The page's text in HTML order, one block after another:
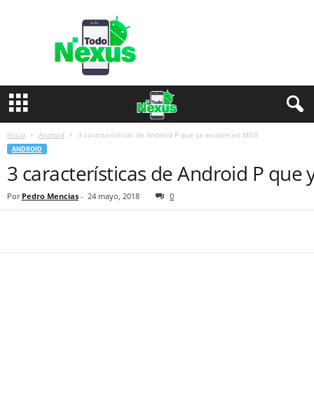
e
Inicio Android 3 características de Android P que ya existen en MIUI
ANDROID
3 características de Android P que
Por Pedro Mencias - 24 mayo, 2018 0